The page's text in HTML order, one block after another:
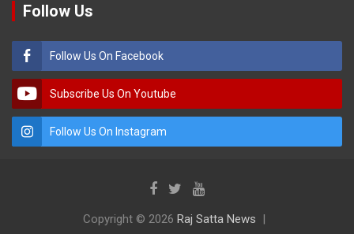
Follow Us
Follow Us On Facebook
Subscribe Us On Youtube
Follow Us On Instagram
Copyright © 2026 Raj Satta News